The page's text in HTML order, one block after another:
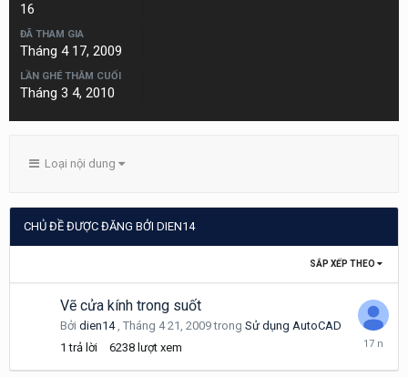
16
ĐÃ THAM GIA
Tháng 4 17, 2009
LẦN GHÉ THĂM CUỐI
Tháng 3 4, 2010
Loại nội dung
CHỦ ĐỀ ĐƯỢC ĐĂNG BỞI DIEN14
SẮP XẾP THEO
Vẽ cửa kính trong suốt
Bởi dien14, Tháng 4 21, 2009trong Sử dụng AutoCAD
1 trả lời 6238 lượt xem
Tháng
21,